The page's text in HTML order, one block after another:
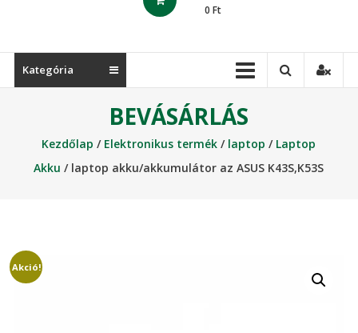
akku.com
0 Ft
Kategória
BEVÁSÁRLÁS
Kezdőlap / Elektronikus termék / laptop / Laptop
Akku / laptop akku/akkumulátor az ASUS K43S,K53S
Akció!